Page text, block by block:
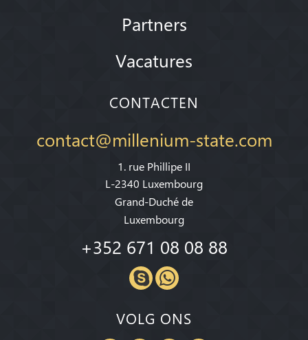
Partners
Vacatures
CONTACTEN
contact@millenium-state.com
1. rue Phillipe II
L-2340 Luxembourg
Grand-Duché de
Luxembourg
+352 671 08 08 88
VOLG ONS